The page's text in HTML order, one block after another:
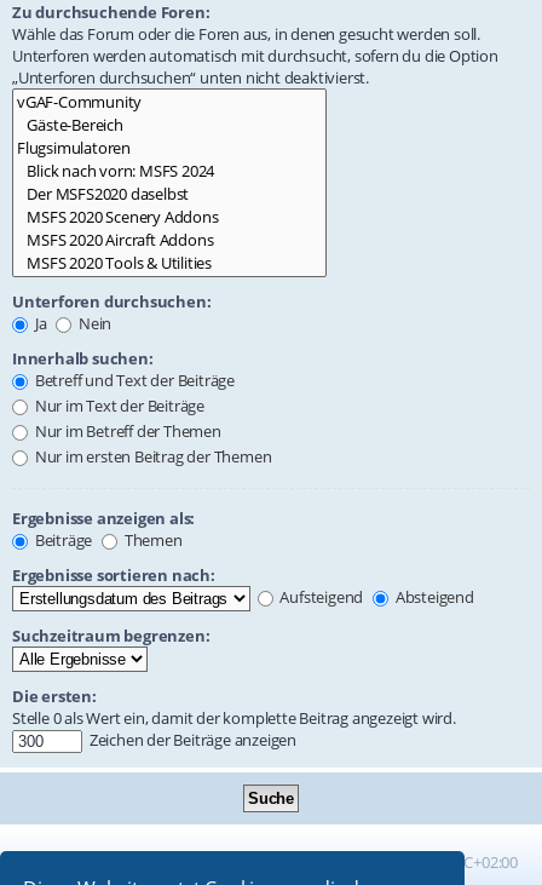
Zu durchsuchende Foren:
Wähle das Forum oder die Foren aus, in denen gesucht werden soll.
Unterforen werden automatisch mit durchsucht, sofern du die Option
„Unterforen durchsuchen“ unten nicht deaktivierst.
Unterforen durchsuchen:
Ja
Nein
Innerhalb suchen:
Betreff und Text der Beiträge
Nur im Text der Beiträge
Nur im Betreff der Themen
Nur im ersten Beitrag der Themen
Ergebnisse anzeigen als:
Beiträge
Themen
Ergebnisse sortieren nach:
Aufsteigend
Absteigend
Suchzeitraum begrenzen:
Die ersten:
Stelle 0 als Wert ein, damit der komplette Beitrag angezeigt wird.
Zeichen der Beiträge anzeigen
UTC+02:00